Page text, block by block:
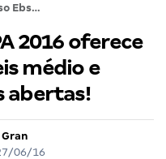
Concurso Ebserh-PA 2016 oferece 815 vagas para níveis médio e superior! Inscrições abertas!
2016 oferece
médio e
abertas!
06/16